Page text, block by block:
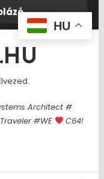
Architect #
#WE
C64!
HU